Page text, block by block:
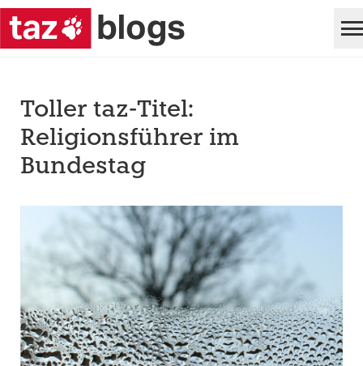
Toller taz-Titel:
Religionsführer im
Bundestag